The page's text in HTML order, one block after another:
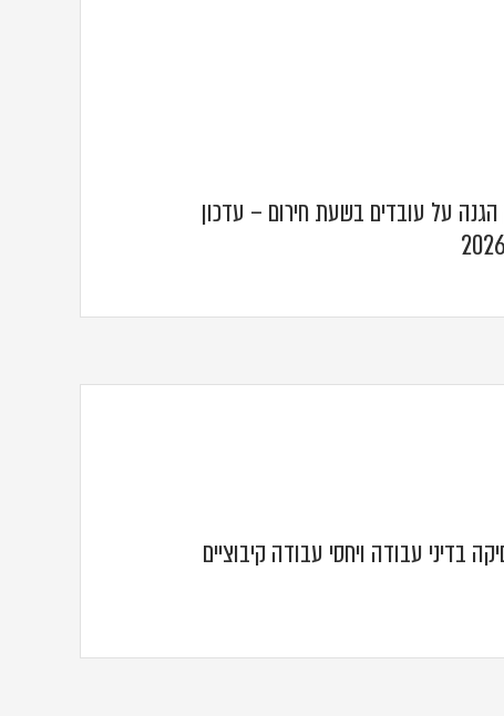
6 לחוק הגנה על עובדים בשעת חירום – עדכון
בדיני עבודה ויחסי עבודה קיבוציים